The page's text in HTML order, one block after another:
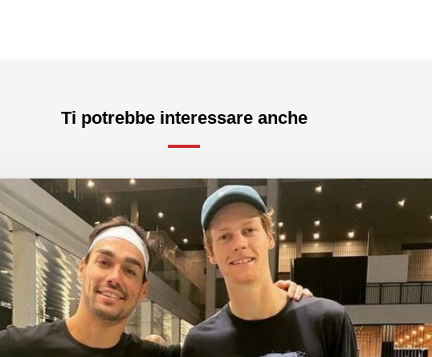
Ti potrebbe interessare anche